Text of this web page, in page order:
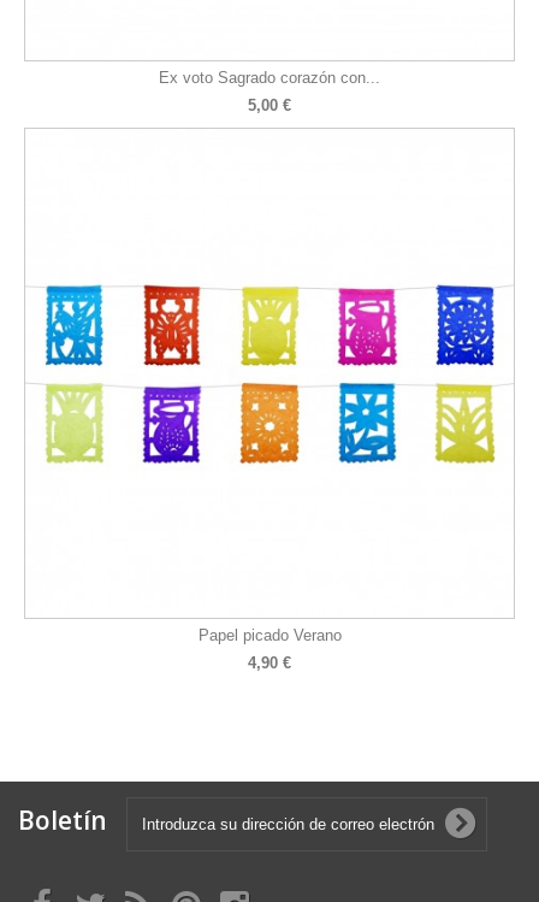
Ex voto Sagrado corazón con...
5,00 €
Papel picado Verano
4,90 €
Boletín